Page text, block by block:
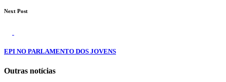
Next Post
EPI NO PARLAMENTO DOS JOVENS
Outras notícias